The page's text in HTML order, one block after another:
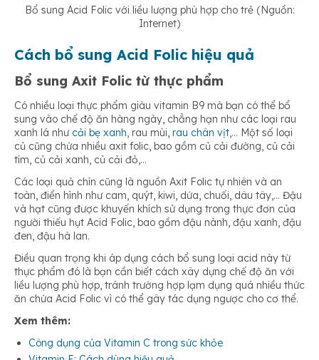
Bổ sung Acid Folic với liều lượng phù hợp cho trẻ (Nguồn:
Internet)
Cách bổ sung Acid Folic hiệu quả
Bổ sung Axit Folic từ thực phẩm
Có nhiều loại thực phẩm giàu vitamin B9 mà bạn có thể bổ
sung vào chế độ ăn hàng ngày, chẳng hạn như các loại rau
xanh lá như cải bẹ xanh, rau mùi, rau chân vịt,… Một số loại
củ cũng chứa nhiều axit folic, bao gồm củ cải đường, củ cải
tím, củ cải xanh, củ cải đỏ,…
Các loại quả chín cũng là nguồn Axit Folic tự nhiên và an
toàn, điển hình như cam, quýt, kiwi, dứa, chuối, dâu tây,… Đậu
và hạt cũng được khuyến khích sử dụng trong thực đơn của
người thiếu hụt Acid Folic, bao gồm đậu nành, đậu xanh, đậu
đen, đậu hà lan.
Điều quan trọng khi áp dụng cách bổ sung loại acid này từ
thực phẩm đó là bạn cần biết cách xây dựng chế độ ăn với
liều lượng phù hợp, tránh trường hợp lạm dụng quá nhiều thức
ăn chứa Acid Folic vì có thể gây tác dụng ngược cho cơ thể.
Xem thêm:
Công dụng của Vitamin C trong sức khỏe